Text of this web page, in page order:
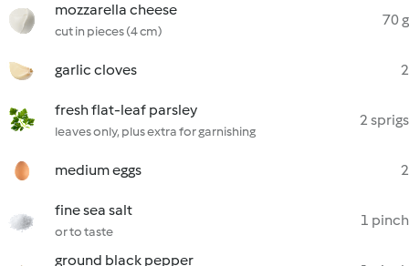
mozzarella cheese
cut in pieces (4 cm)
70 g
garlic cloves 2
fresh flat-leaf parsley
leaves only, plus extra for garnishing
2 sprigs
medium eggs 2
fine sea salt
or to taste
1 pinch
ground black pepper